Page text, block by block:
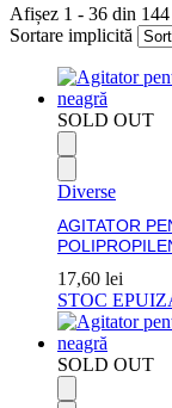
Afișez 1 - 36 din 144
Sortare implicită
SOLD OUT
Diverse
AGITATOR
17,60 lei
STOC
SOLD OUT